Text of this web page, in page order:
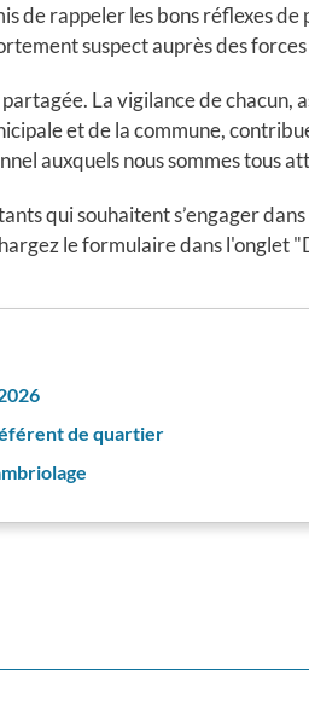
de rappeler les bons réflexes
suspect auprès des forces
La vigilance de chacun,
et de la commune,
auxquels nous sommes tous
qui souhaitent s’engager
le formulaire dans l'onglet
de quartier